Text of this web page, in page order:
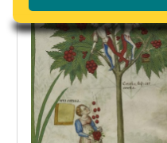
Lektury szkolne i klasyka
literatury do słuchania dla
uczennic i uczniów z
niepełnosprawnościami
E-kolekcja lektur
szkolnych i literatury do